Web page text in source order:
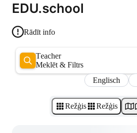
EDU.school
Rādīt info
Teacher
Meklēt & Filtrs
Englisch
Režģis Režģis